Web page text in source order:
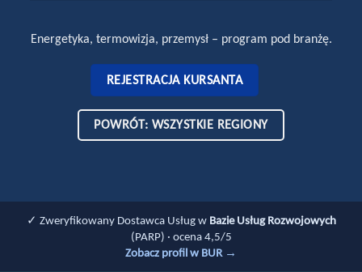
Energetyka, termowizja, przemysł – program pod branżę.
REJESTRACJA KURSANTA
POWRÓT: WSZYSTKIE REGIONY
✓ Zweryfikowany Dostawca Usług w Bazie Usług Rozwojowych
(PARP) · ocena 4,5/5
Zobacz profil w BUR →